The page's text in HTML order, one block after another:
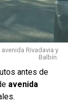
Rivadavia y
Balbín.
antes de
avenida